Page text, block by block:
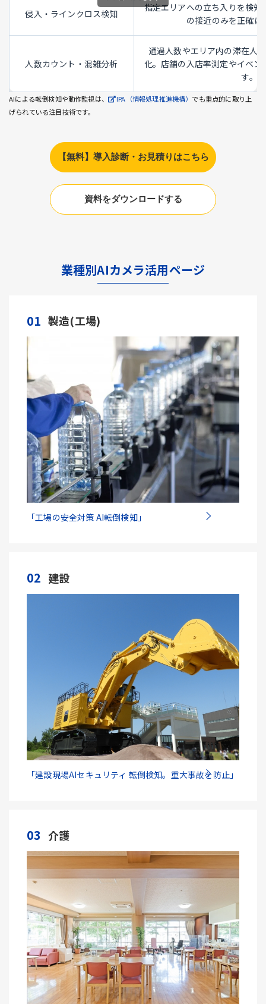
侵入・ラインクロス検知
指定エリアへの立ち入りを検
の接近のみを正確に
人数カウント・混雑分析
通過人数やエリア内の滞在人
化。店舗の入店率測定やイベ
す。
AIによる転倒検知や動作監視は、 IPA（情報処理推進機構） でも重点的に取り上
げられている注目技術です。
【無料】導入診断・お見積りはこちら
資料をダウンロードする
業種別AIカメラ活用ページ
01 製造(工場)
「工場の安全対策 AI転倒検知」
02 建設
「建設現場AIセキュリティ 転倒検知。重大事故を防止」
03 介護